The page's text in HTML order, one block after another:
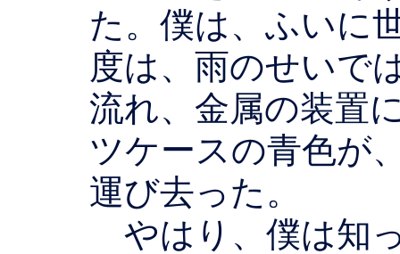
た。僕は、ふいに
度は、雨のせいで
流れ、金属の装置
ツケースの青色が
運び去った。
やはり、僕は知